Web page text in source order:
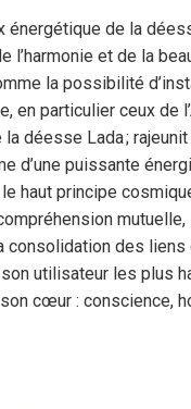
énergétique de la
l’harmonie et de la
la possibilité
en particulier ceux de
la déesse Lada ; rajeunit
d’une puissante
haut principe
mutuelle,
consolidation des
utilisateur les plus
cœur : conscience,